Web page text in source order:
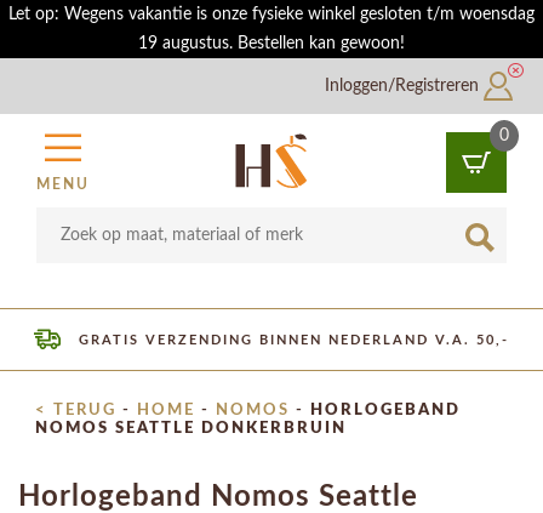
Let op: Wegens vakantie is onze fysieke winkel gesloten t/m woensdag
19 augustus. Bestellen kan gewoon!
Inloggen/Registreren
MENU
0
GRATIS VERZENDING BINNEN NEDERLAND V.A. 50,-
< TERUG - HOME - NOMOS -
HORLOGEBAND
NOMOS SEATTLE DONKERBRUIN
Horlogeband Nomos Seattle